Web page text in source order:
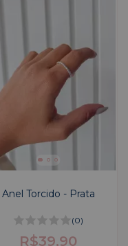
Anel Torcido - Prata
(0)
R$39,90